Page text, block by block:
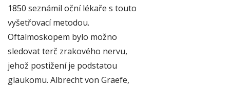
1850 seznámil oční lékaře s touto
vyšetřovací metodou.
Oftalmoskopem bylo možno
sledovat terč zrakového nervu,
jehož postižení je podstatou
glaukomu. Albrecht von Graefe,